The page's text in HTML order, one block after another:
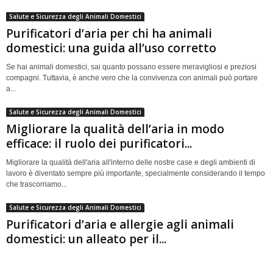
Salute e Sicurezza degli Animali Domestici
Purificatori d’aria per chi ha animali
domestici: una guida all’uso corretto
Se hai animali domestici, sai quanto possano essere meravigliosi e preziosi
compagni. Tuttavia, è anche vero che la convivenza con animali può portare
a...
Salute e Sicurezza degli Animali Domestici
Migliorare la qualità dell’aria in modo
efficace: il ruolo dei purificatori...
Migliorare la qualità dell'aria all'interno delle nostre case e degli ambienti di
lavoro è diventato sempre più importante, specialmente considerando il tempo
che trascorriamo...
Salute e Sicurezza degli Animali Domestici
Purificatori d’aria e allergie agli animali
domestici: un alleato per il...